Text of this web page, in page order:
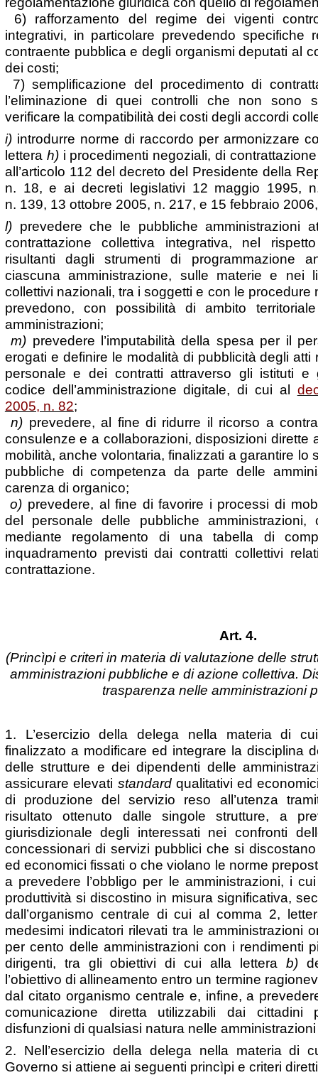
6) rafforzamento del regime dei vigenti
integrativi, in particolare prevedendo specifiche
contraente pubblica e degli organismi deputati al
dei costi;
7) semplificazione del procedimento di
l’eliminazione di quei controlli che non sono
verificare la compatibilità dei costi degli accordi
i)introdurre norme di raccordo per armonizzare
lettera h)i procedimenti negoziali, di
all’articolo 112 del decreto del Presidente della
n. 18, e ai decreti legislativi 12 maggio 1995,
n. 139, 13 ottobre 2005, n. 217, e 15 febbraio
l) prevedere che le pubbliche amministrazioni
contrattazione collettiva integrativa, nel
risultanti dagli strumenti di programmazione
ciascuna amministrazione, sulle materie e nei
collettivi nazionali, tra i soggetti e con le procedure
prevedono, con possibilità di ambito
amministrazioni;
m) prevedere l’imputabilità della spesa per il
erogati e definire le modalità di pubblicità degli
personale e dei contratti attraverso gli istituti e
codice dell’amministrazione digitale, di cui al
2005, n. 82;
n) prevedere, al fine di ridurre il ricorso a
consulenze e a collaborazioni, disposizioni dirette
mobilità, anche volontaria, finalizzati a garantire lo
pubbliche di competenza da parte delle
carenza di organico;
o) prevedere, al fine di favorire i processi di
del personale delle pubbliche
mediante regolamento di una tabella di
inquadramento previsti dai contratti collettivi
contrattazione.
Art. 4.
(Princìpi e criteri in materia di valutazione delle
amministrazioni pubbliche e di azione collettiva.
trasparenza nelle amministrazioni
1. L’esercizio della delega nella materia di
finalizzato a modificare ed integrare la disciplina
delle strutture e dei dipendenti delle
assicurare elevati standardqualitativi ed
di produzione del servizio reso all’utenza
risultato ottenuto dalle singole strutture, a
giurisdizionale degli interessati nei confronti
concessionari di servizi pubblici che si
ed economici fissati o che violano le norme
a prevedere l’obbligo per le amministrazioni, i
produttività si discostino in misura significativa,
dall’organismo centrale di cui al comma 2,
medesimi indicatori rilevati tra le amministrazioni
per cento delle amministrazioni con i rendimenti
dirigenti, tra gli obiettivi di cui alla lettera b)
l’obiettivo di allineamento entro un termine
dal citato organismo centrale e, infine, a
comunicazione diretta utilizzabili dai
disfunzioni di qualsiasi natura nelle
2. Nell’esercizio della delega nella materia di
Governo si attiene ai seguenti princìpi e criteri